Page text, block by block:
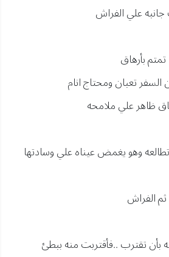
علي الفراش
بأرهاق
تعبان ومحتاج انام
ظاهر علي ملامحه
وهو يغمض عيناه علي وسادتها
ثم الفراش
بأن تقترب ..فأقتربت منه ببطئ